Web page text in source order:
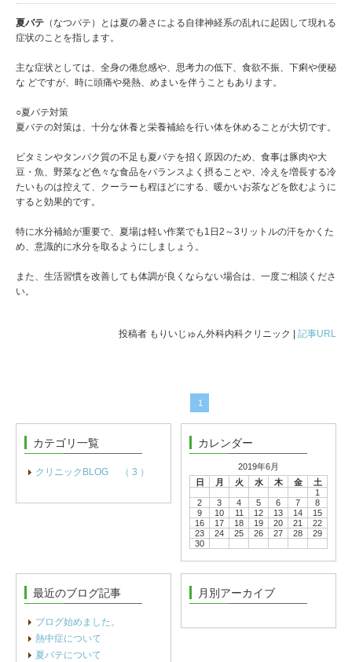
夏バテ （なつバテ）とは夏の暑さによる自律神経系の乱れに起因して現れる
症状のことを指します。
主な症状としては、全身の倦怠感や、思考力の低下、食欲不振、下痢や便秘
な どですが、時に頭痛や発熱、めまいを伴うこともあります。
○夏バテ対策
夏バテの対策は、十分な休養と栄養補給を行い体を休めることが大切です。
ビタミンやタンパク質の不足も夏バテを招く原因のため、食事は豚肉や大
豆・魚、野菜など色々な食品をバランスよく摂ることや、冷えを増長する冷
たいものは控えて、クーラーも程ほどにする、暖かいお茶などを飲むように
すると効果的です。
特に水分補給が重要で、夏場は軽い作業でも1日2～3リットルの汗をかくた
め、意識的に水分を取るようにしましょう。
また、生活習慣を改善しても体調が良くならない場合は、一度ご相談くださ
い。
投稿者 もりいじゅん外科内科クリニック | 記事URL
1
カテゴリ一覧
クリニックBLOG （ 3 ）
カレンダー
2019年6月
日
月 火 水 木 金
土
1
2
3 4 5 6 7
8
9
10 11 12 13 14
15
16
17 18 19 20 21
22
23
24 25 26 27 28
29
30
最近のブログ記事
ブログ始めました。
熱中症について
夏バテについて
月別アーカイブ